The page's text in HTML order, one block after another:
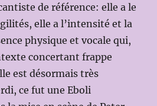
de référence: elle a le
elle a l’intensité et la
physique et vocale qui,
concertant frappe
est désormais très
ce fut une Eboli